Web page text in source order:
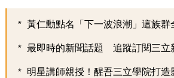
黃仁勳點名「下一波浪潮」這族群
最即時的新聞話題 追蹤訂閱三立
明星講師親授！醒吾三立學院打造